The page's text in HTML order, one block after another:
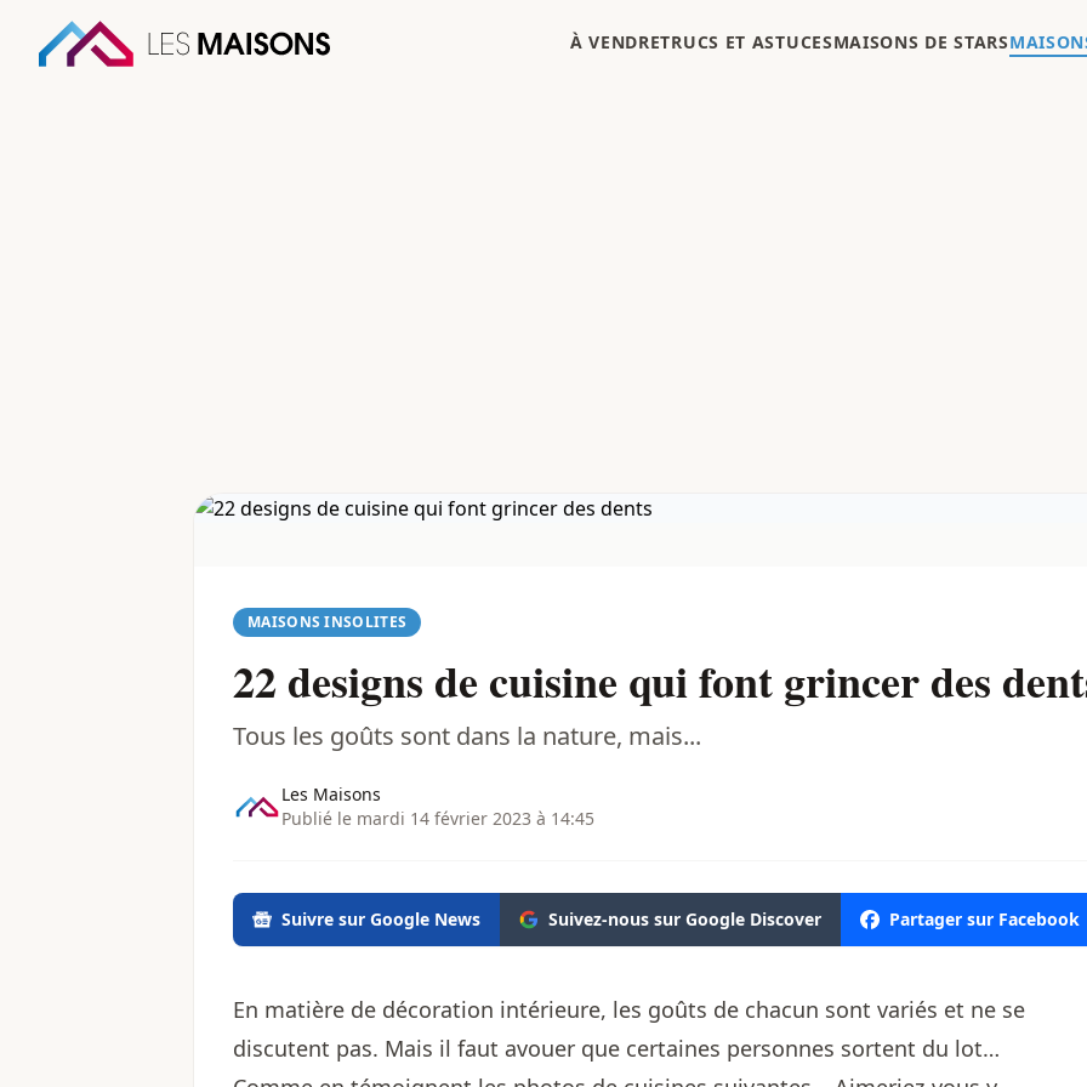
À VENDRETRUCS ET ASTUCESMAISONS DE STARS
MAISONS INSOLITES
22 designs de cuisine qui font grincer des
Tous les goûts sont dans la nature, mais...
Les Maisons
Publié le mardi 14 février 2023 à 14:45
Suivre sur Google News Suivez-nous sur Google Discover Partager sur Facebook
En matière de décoration intérieure, les goûts de chacun sont variés et ne se
discutent pas. Mais il faut avouer que certaines personnes sortent du lot…